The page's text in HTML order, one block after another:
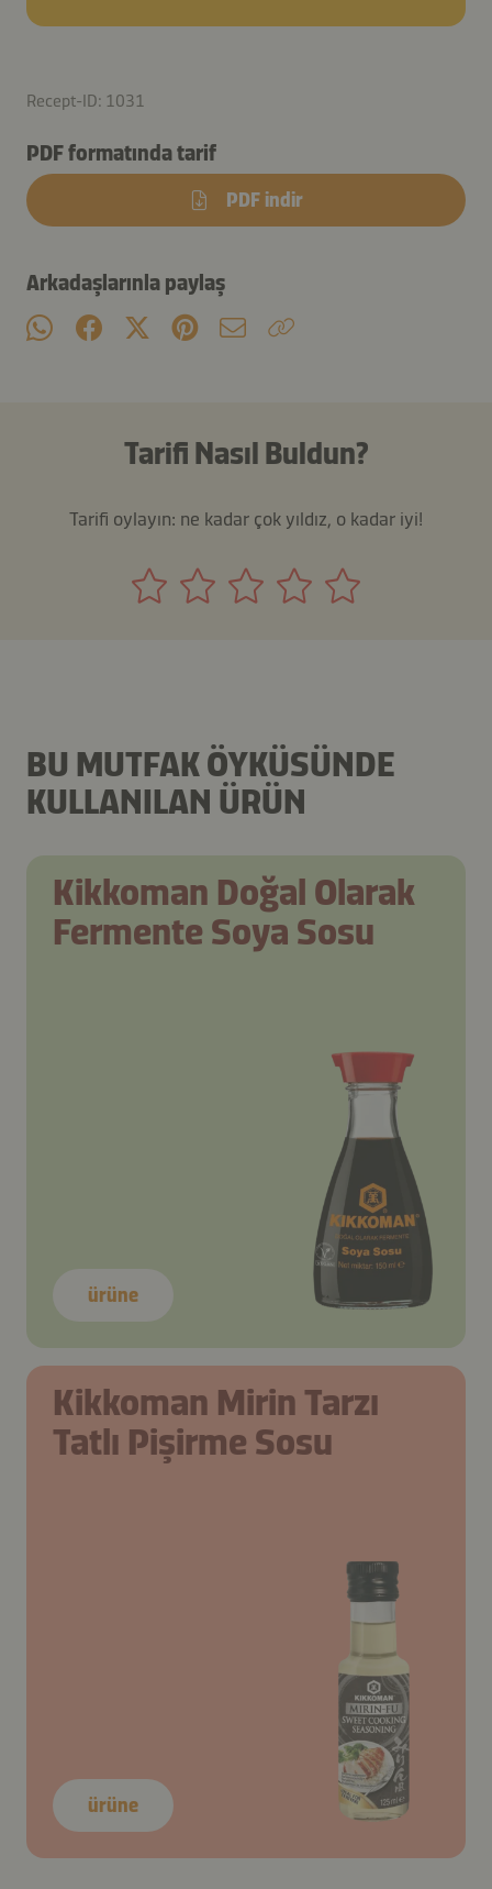
Recept-ID: 1031
PDF formatında tarif
PDF indir
Arkadaşlarınla paylaş
Tarifi Nasıl Buldun?
Tarifi oylayın: ne kadar çok yıldız, o kadar iyi!
BU MUTFAK ÖYKÜSÜNDE
KULLANILAN ÜRÜN
Kikkoman Doğal Olarak
Fermente Soya Sosu
ürüne
Kikkoman Mirin Tarzı
Tatlı Pişirme Sosu
ürüne